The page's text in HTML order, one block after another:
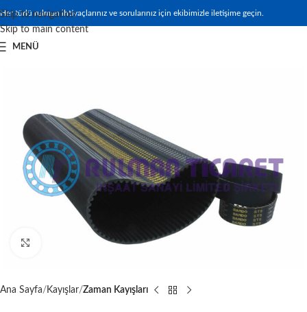
Skip to navigation
Skip to main content
Her türlü rulman ihtiyaçlarınız ve sorularınız için ekibimizle iletişime geçin.
MENÜ
Büyütmek için tıklayın
Ana Sayfa Kayışlar Zaman Kayışları